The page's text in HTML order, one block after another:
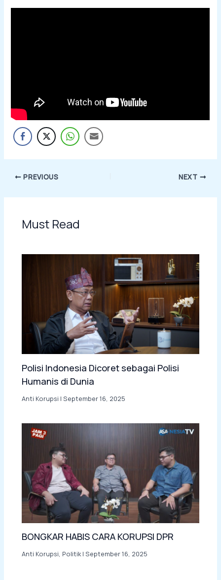
PREVIOUS NEXT
Must Read
Polisi Indonesia Dicoret sebagai Polisi
Humanis di Dunia
Anti Korupsi |September 16, 2025
BONGKAR HABIS CARA KORUPSI DPR
Anti Korupsi, Politik|September 16, 2025